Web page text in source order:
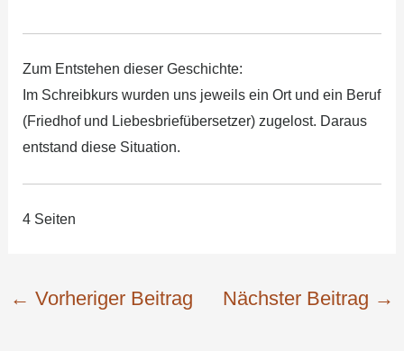
Zum Entstehen dieser Geschichte:
Im Schreibkurs wurden uns jeweils ein Ort und ein Beruf
(Friedhof und Liebesbriefübersetzer) zugelost. Daraus
entstand diese Situation.
4 Seiten
← Vorheriger Beitrag Nächster Beitrag →